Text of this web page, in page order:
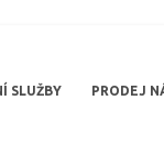
SLUŽBY PRODEJ